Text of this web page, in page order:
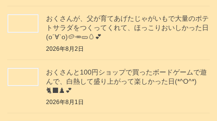
おくさんが、父が育てあげたじゃがいもで大量のポテ
トサラダをつくってくれて、ほっこりおいしかった日
(о´∀`о)🥔🥕🥒🥚💕
2026年8月2日
おくさんと100円ショップで買ったボードゲームで遊
んで、白熱して盛り上がって楽しかった日(*^O^*)
🐈‍⬛♟️💕
2026年8月1日